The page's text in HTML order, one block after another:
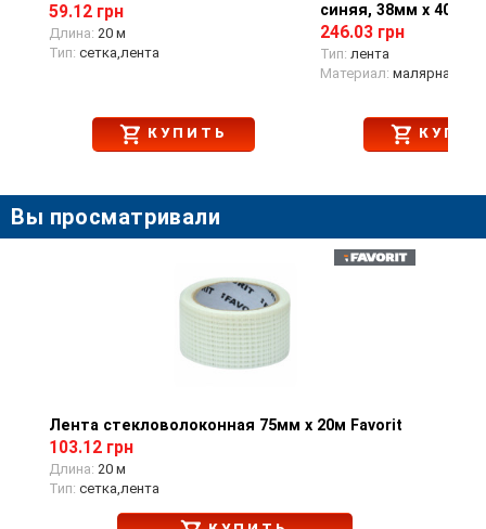
59.12 грн
Длина: 20 м
Тип: сетка,лента
КУПИТЬ
синяя, 38мм х 40м
246.03 грн
Тип: лента
Материал: малярная
Вы просматривали
Просмотр товара
Лента стекловолоконная 75мм х 20м Favorit
103.12 грн
Длина: 20 м
Тип: сетка,лента